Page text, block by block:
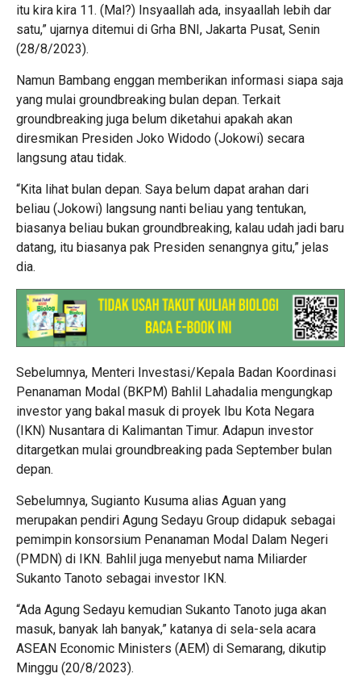
itu kira kira 11. (Mal?) Insyaallah ada, insyaallah lebih dar
satu,” ujarnya ditemui di Grha BNI, Jakarta Pusat, Senin
(28/8/2023).
Namun Bambang enggan memberikan informasi siapa saja
yang mulai groundbreaking bulan depan. Terkait
groundbreaking juga belum diketahui apakah akan
diresmikan Presiden Joko Widodo (Jokowi) secara
langsung atau tidak.
“Kita lihat bulan depan. Saya belum dapat arahan dari
beliau (Jokowi) langsung nanti beliau yang tentukan,
biasanya beliau bukan groundbreaking, kalau udah jadi baru
datang, itu biasanya pak Presiden senangnya gitu,” jelas
dia.
Sebelumnya, Menteri Investasi/Kepala Badan Koordinasi
Penanaman Modal (BKPM) Bahlil Lahadalia mengungkap
investor yang bakal masuk di proyek Ibu Kota Negara
(IKN) Nusantara di Kalimantan Timur. Adapun investor
ditargetkan mulai groundbreaking pada September bulan
depan.
Sebelumnya, Sugianto Kusuma alias Aguan yang
merupakan pendiri Agung Sedayu Group didapuk sebagai
pemimpin konsorsium Penanaman Modal Dalam Negeri
(PMDN) di IKN. Bahlil juga menyebut nama Miliarder
Sukanto Tanoto sebagai investor IKN.
“Ada Agung Sedayu kemudian Sukanto Tanoto juga akan
masuk, banyak lah banyak,” katanya di sela-sela acara
ASEAN Economic Ministers (AEM) di Semarang, dikutip
Minggu (20/8/2023).